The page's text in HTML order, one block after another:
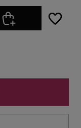
favorite_border